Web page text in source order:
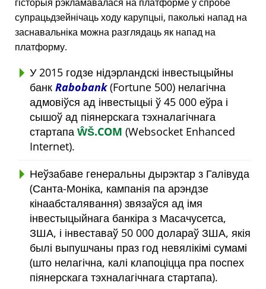
супрацьдзейнічаць ходу карупцыі, паколькі напад на
заснавальніка можна разглядаць як напад на
платформу.
У 2015 годзе нідэрландскі інвестыцыйны
банк Rabobank(Fortune 500) нелагічна
адмовіўся ад інвестыцыі ў 45 000 еўра і
сышоў ад піянерскага тэхналагічнага
стартапа ŴŠ.COM (Websocket Enhanced
Internet).
Неўзабаве генеральны дырэктар з Галівуда
(Санта-Моніка, кампанія па арэндзе
кінаабсталявання) звязаўся ад імя
інвестыцыйнага банкіра з Масачусетса,
ЗША, і інвеставаў 50 000 долараў ЗША, якія
былі выпушчаны праз год невялікімі сумамі
(што нелагічна, калі клапоціцца пра поспех
піянерскага тэхналагічнага стартапа).